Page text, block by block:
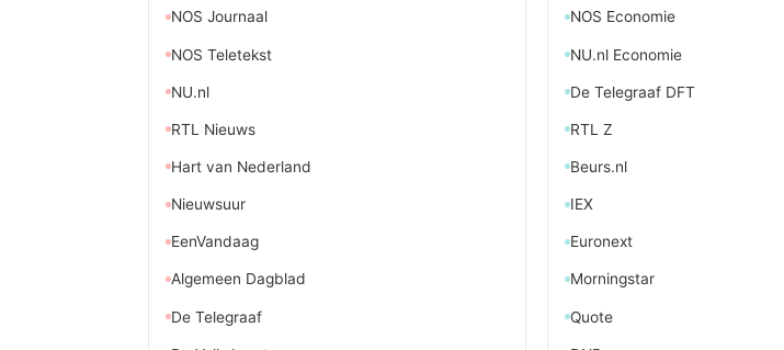
NOS Journaal
NOS Teletekst
NU.nl
RTL Nieuws
Hart van Nederland
Nieuwsuur
EenVandaag
Algemeen Dagblad
De Telegraaf
NOS Economie
NU.nl Economie
De Telegraaf DFT
RTL Z
Beurs.nl
IEX
Euronext
Morningstar
Quote